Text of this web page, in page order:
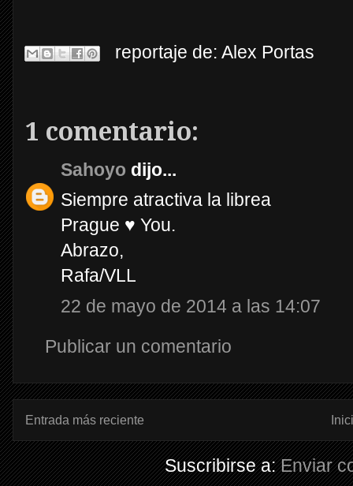
reportaje de: Alex Portas
1 comentario:
Sahoyo dijo...
Siempre atractiva la librea
Prague ♥ You.
Abrazo,
Rafa/VLL
22 de mayo de 2014 a las 14:07
Publicar un comentario
Entrada más reciente
Suscribirse a:Enviar